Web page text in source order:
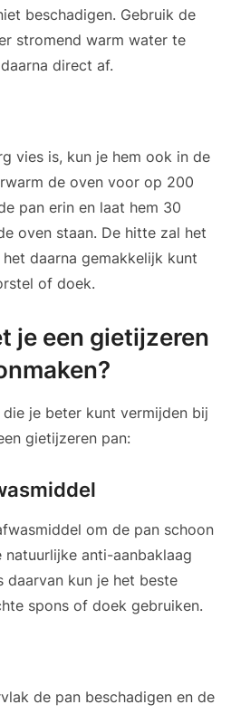
beschadigen. Gebruik de
stromend warm water te
direct af.
vies is, kun je hem ook in de
de oven voor op 200
pan erin en laat hem 30
oven staan. De hitte zal het
daarna gemakkelijk kunt
of doek.
je een gietijzeren
je beter kunt vermijden bij
gietijzeren pan:
om de pan schoon
anti-aanbaklaag
daarvan kun je het beste
spons of doek gebruiken.
de pan beschadigen en de